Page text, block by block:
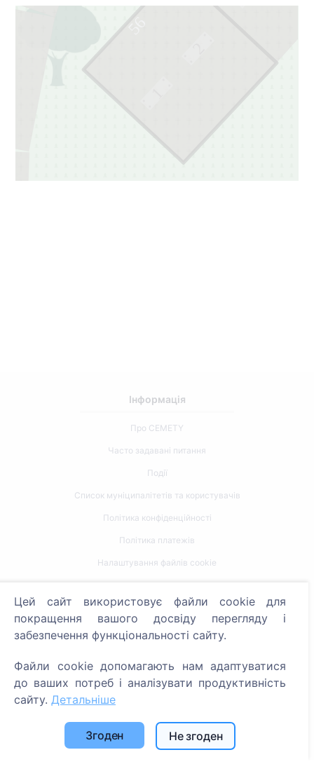
56
Інформація
Про CEMETY
Часто задавані питання
Події
Список муніципалітетів та користувачів
Політика конфіденційності
Політика платежів
Налаштування файлів cookie
Пошук померлих
Пошук кладовищ
Послуги
SIA "CEMETY", LV40103618951
Цей сайт використовує файли cookie для
покращення вашого досвіду перегляду і
забезпечення функціональності сайту.
Файли cookie допомагають нам адаптуватися
до ваших потреб і аналізувати продуктивність
сайту. Детальніше
Згоден Не згоден